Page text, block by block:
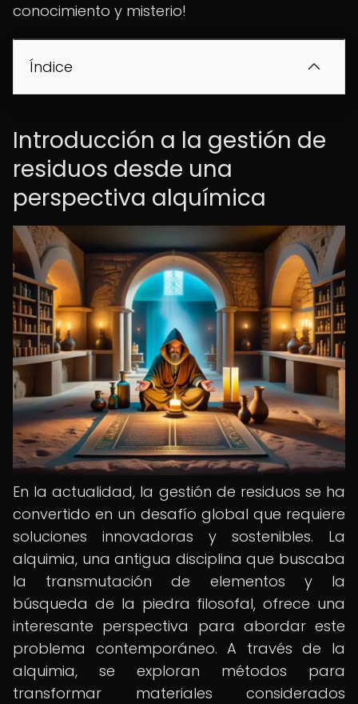
conocimiento y misterio!
Índice
Introducción a la gestión de
residuos desde una
perspectiva alquímica
En la actualidad, la gestión de residuos se ha
convertido en un desafío global que requiere
soluciones innovadoras y sostenibles. La
alquimia, una antigua disciplina que buscaba
la transmutación de elementos y la
búsqueda de la piedra filosofal, ofrece una
interesante perspectiva para abordar este
problema contemporáneo. A través de la
alquimia, se exploran métodos para
transformar materiales considerados